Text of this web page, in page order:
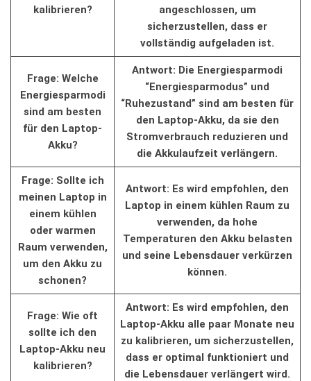
kalibrieren?
angeschlossen, um
sicherzustellen, ‌dass ​er
vollständig ‌aufgeladen ⁣ist.
Frage: Welche
Energiesparmodi
sind am besten⁤
für den Laptop-
Akku?
Antwort: Die Energiesparmodi
“Energiesparmodus” und
“Ruhezustand” sind am besten für
den Laptop-Akku, da sie‌ den
Stromverbrauch⁢ reduzieren und‌
die Akkulaufzeit verlängern.
Frage:​ Sollte ich
meinen ⁤Laptop in⁤
einem kühlen
oder warmen
Raum verwenden,
‌um‍ den Akku zu
schonen?
Antwort:‌ Es wird⁤ empfohlen, den
Laptop in einem kühlen Raum​ zu
⁢verwenden, da hohe‌
Temperaturen den Akku ⁤belasten⁤
und ⁣seine Lebensdauer verkürzen
können.
Frage: Wie oft‍
sollte ich den
Laptop-Akku neu
kalibrieren?
Antwort: Es wird‌ empfohlen, ‍den
Laptop-Akku alle ‍paar Monate neu
zu kalibrieren, um sicherzustellen,
⁤dass er optimal funktioniert und‌
die Lebensdauer⁤ verlängert‌ wird.